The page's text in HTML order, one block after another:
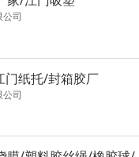
司
纸托/封箱胶厂
司